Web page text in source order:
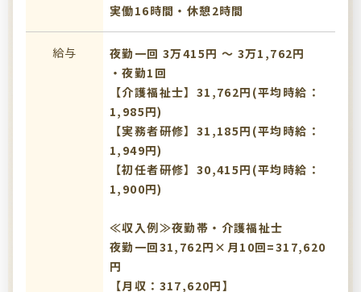
実働16時間・休憩2時間
給与
夜勤一回 3万415円 〜 3万1,762円
・夜勤1回
【介護福祉士】31,762円(平均時給：
1,985円)
【実務者研修】31,185円(平均時給：
1,949円)
【初任者研修】30,415円(平均時給：
1,900円)
≪収入例≫夜勤帯・介護福祉士
夜勤一回31,762円×月10回=317,620
円
【月収：317,620円】